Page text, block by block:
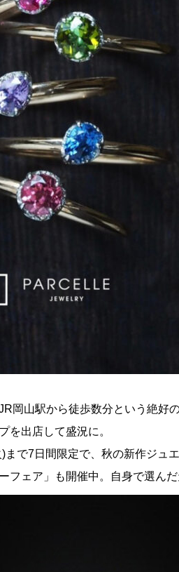
岡山駅から徒歩数分という絶好
を出店して盛況に。
まで7日間限定で、秋の新作ジュ
フェア」も開催中。自身で選ん